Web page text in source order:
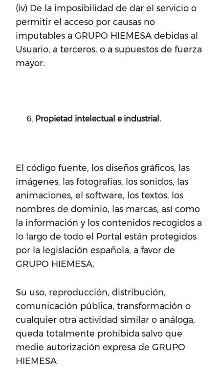
(iv) De la imposibilidad de dar el servicio o
permitir el acceso por causas no
imputables a GRUPO HIEMESA debidas al
Usuario, a terceros, o a supuestos de fuerza
mayor.
Propietad intelectual e industrial.
El código fuente, los diseños gráficos, las
imágenes, las fotografías, los sonidos, las
animaciones, el software, los textos, los
nombres de dominio, las marcas, así como
la información y los contenidos recogidos a
lo largo de todo el Portal están protegidos
por la legislación española, a favor de
GRUPO HIEMESA.
Su uso, reproducción, distribución,
comunicación pública, transformación o
cualquier otra actividad similar o análoga,
queda totalmente prohibida salvo que
medie autorización expresa de GRUPO
HIEMESA